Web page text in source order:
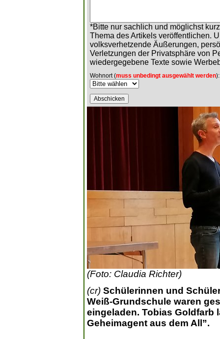
*Bitte nur sachlich und möglichst
Thema des Artikels veröffentlichen.
volksverhetzende Äußerungen,
Verletzungen der Privatsphäre von
wiedergegebene Texte sowie
Wohnort (muss unbedingt ausgewählt werden):
(Foto: Claudia Richter)
(cr) Schülerinnen und
Weiß-Grundschule waren
eingeladen. Tobias Goldfarb
Geheimagent aus dem All”.